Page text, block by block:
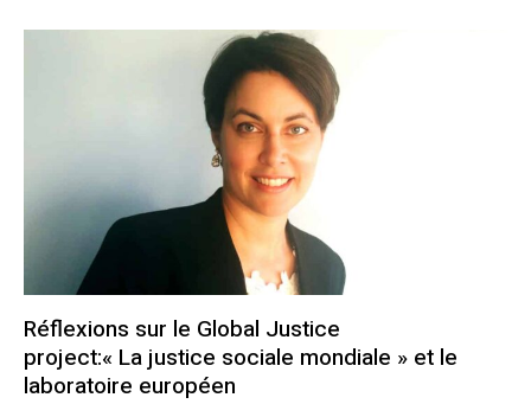
Réflexions sur le Global Justice
project:« La justice sociale mondiale » et le
laboratoire européen